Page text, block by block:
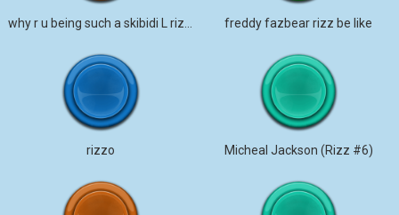
freddy fazbear rizz be like
rizzo Micheal Jackson (Rizz #6)